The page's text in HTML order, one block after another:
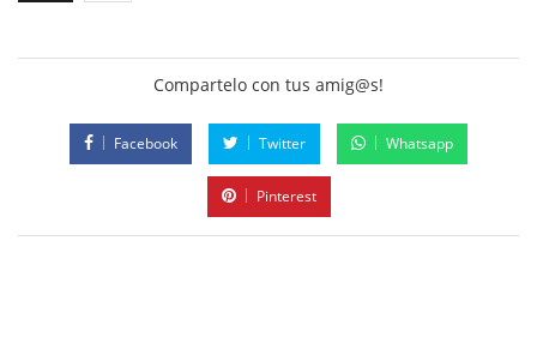
Compartelo con tus amig@s!
Facebook Twitter Whatsapp
Pinterest